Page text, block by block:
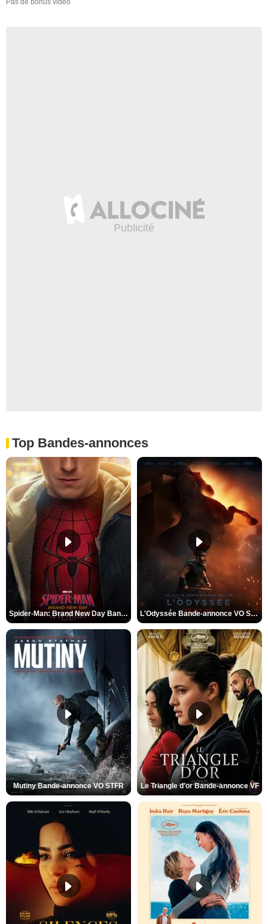
Pas de bonus vidéo
Top Bandes-annonces
Spider-Man: Brand New Day Bande-annonce VO STFR L'Odyssée Bande-annonce VO STFR
Mutiny Bande-annonce VO STFR Le Triangle d'or Bande-annonce VF